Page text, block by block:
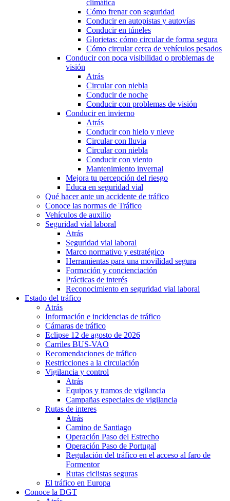
climática
Cómo frenar con seguridad
Conducir en autopistas y autovías
Conducir en túneles
Glorietas: cómo circular de forma segura
Cómo circular cerca de vehículos pesados
Conducir con poca visibilidad o problemas de
visión
Atrás
Circular con niebla
Conducir de noche
Conducir con problemas de visión
Conducir en invierno
Atrás
Conducir con hielo y nieve
Circular con lluvia
Circular con niebla
Conducir con viento
Mantenimiento invernal
Mejora tu percepción del riesgo
Educa en seguridad vial
Qué hacer ante un accidente de tráfico
Conoce las normas de Tráfico
Vehículos de auxilio
Seguridad vial laboral
Atrás
Seguridad vial laboral
Marco normativo y estratégico
Herramientas para una movilidad segura
Formación y concienciación
Prácticas de interés
Reconocimiento en seguridad vial laboral
Estado del tráfico
Atrás
Información e incidencias de tráfico
Cámaras de tráfico
Eclipse 12 de agosto de 2026
Carriles BUS-VAO
Recomendaciones de tráfico
Restricciones a la circulación
Vigilancia y control
Atrás
Equipos y tramos de vigilancia
Campañas especiales de vigilancia
Rutas de interes
Atrás
Camino de Santiago
Operación Paso del Estrecho
Operación Paso de Portugal
Regulación del tráfico en el acceso al faro de
Formentor
Rutas ciclistas seguras
El tráfico en Europa
Conoce la DGT